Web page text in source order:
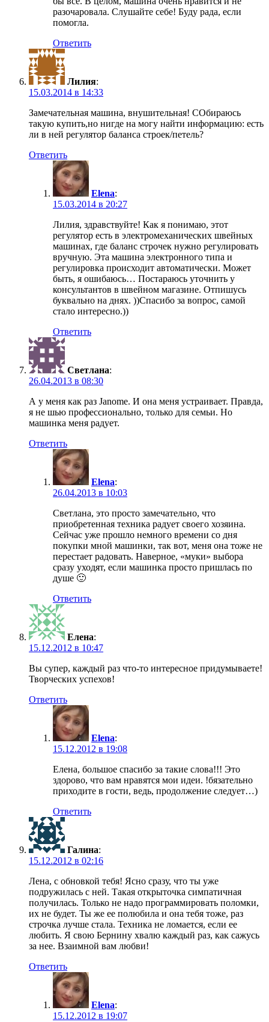
разочаровала. Слушайте себе! Буду рада, если
помогла.
Ответить
Лилия:
15.03.2014 в 14:33
Замечательная машина, внушительная! СОбираюсь
такую купить,но нигде на могу найти информацию: есть
ли в ней регулятор баланса строек/петель?
Ответить
Elena:
15.03.2014 в 20:27
Лилия, здравствуйте! Как я понимаю, этот
регулятор есть в электромеханических швейных
машинах, где баланс строчек нужно регулировать
вручную. Эта машина электронного типа и
регулировка происходит автоматически. Может
быть, я ошибаюсь… Постараюсь уточнить у
консультантов в швейном магазине. Отпишусь
буквально на днях. ))Спасибо за вопрос, самой
стало интересно.))
Ответить
Светлана:
26.04.2013 в 08:30
А у меня как раз Janome. И она меня устраивает. Правда,
я не шью профессионально, только для семьи. Но
машинка меня радует.
Ответить
Elena:
26.04.2013 в 10:03
Светлана, это просто замечательно, что
приобретенная техника радует своего хозяина.
Сейчас уже прошло немного времени со дня
покупки мной машинки, так вот, меня она тоже не
перестает радовать. Наверное, «муки» выбора
сразу уходят, если машинка просто пришлась по
душе 🙂
Ответить
Елена:
15.12.2012 в 10:47
Вы супер, каждый раз что-то интересное придумываете!
Творческих успехов!
Ответить
Elena:
15.12.2012 в 19:08
Елена, большое спасибо за такие слова!!! Это
здорово, что вам нравятся мои идеи. !бязательно
приходите в гости, ведь, продолжение следует…)
Ответить
Галина:
15.12.2012 в 02:16
Лена, с обновкой тебя! Ясно сразу, что ты уже
подружилась с ней. Такая открыточка симпатичная
получилась. Только не надо программировать поломки,
их не будет. Ты же ее полюбила и она тебя тоже, раз
строчка лучше стала. Техника не ломается, если ее
любить. Я свою Бернину хвалю каждый раз, как сажусь
за нее. Взаимной вам любви!
Ответить
Elena:
15.12.2012 в 19:07